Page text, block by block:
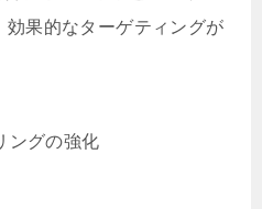
果的なターゲティングが
ングの強化